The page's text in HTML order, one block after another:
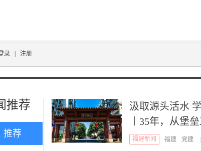
录 注册
推荐
推荐
汲取源头活水
丨35年，从堡
福建新闻 福建 党建